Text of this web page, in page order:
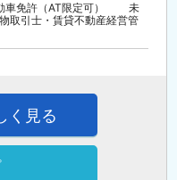
車免許（AT限定可） 未
引士・賃貸不動産経営管
く見る